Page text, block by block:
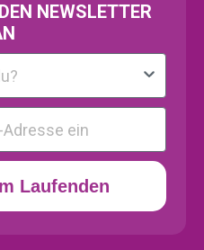
NEWSLETTER
Laufenden